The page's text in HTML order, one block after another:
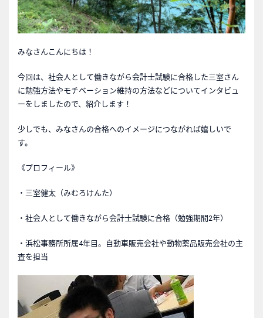
みなさんこんにちは！
今回は、社会人として働きながら会計士試験に合格した三室さん
に勉強方法やモチベーション維持の方法などについてインタビュ
ーをしましたので、紹介します！
少しでも、みなさんの合格へのイメージにつながれば嬉しいで
す。
《プロフィール》
・三室健太（みむろけんた）
・社会人として働きながら会計士試験に合格（勉強期間2年）
・浜松事務所所属4年目。自動車販売会社や動物薬品販売会社の主
査を担当